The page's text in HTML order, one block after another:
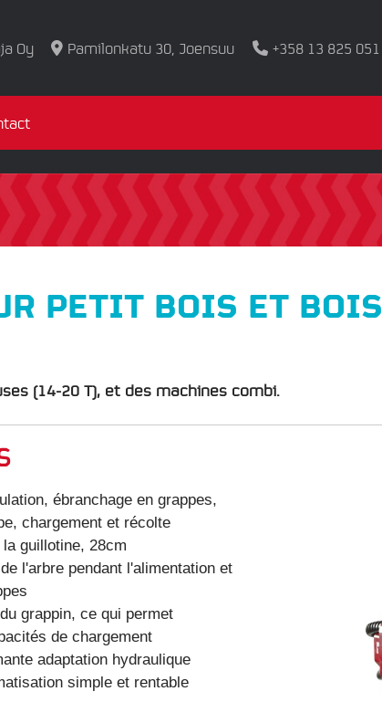
Oy Pamilonkatu 30, Joensuu +358 13 825 051
PETIT BOIS ET BOIS
(14-20 T), et des machines combi.
ébranchage en grappes,
chargement et récolte
guillotine, 28cm
l'arbre pendant l'alimentation et
grappin, ce qui permet
de chargement
adaptation hydraulique
simple et rentable